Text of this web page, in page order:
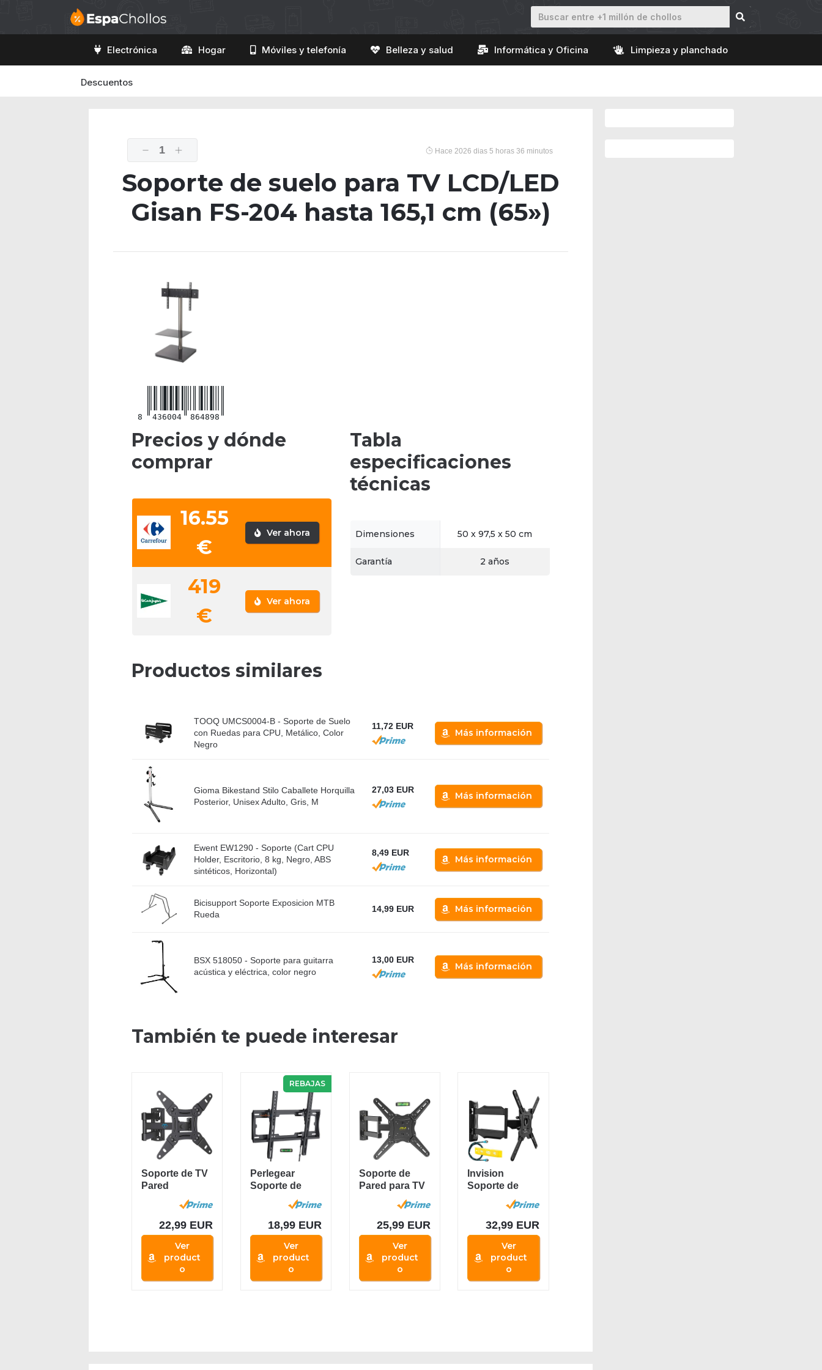
Electrónica Hogar Móviles y telefonía Belleza y salud Informática y Oficina Limpieza y planchado
Descuentos
1 Hace 2026 dias 5 horas 36 minutos
Soporte de suelo para TV LCD/LED
Gisan FS-204 hasta 165,1 cm (65»)
8 436004 864898
Precios y dónde
comprar
16.55
€
Ver ahora
419
€
Ver ahora
Tabla
especificaciones
técnicas
Dimensiones 50 x 97,5 x 50 cm
Garantía 2 años
Productos similares
TOOQ UMCS0004-B - Soporte de Suelo
con Ruedas para CPU, Metálico, Color
Negro
11,72 EUR
Más información
Gioma Bikestand Stilo Caballete Horquilla
Posterior, Unisex Adulto, Gris, M
27,03 EUR
Más información
Ewent EW1290 - Soporte (Cart CPU
Holder, Escritorio, 8 kg, Negro, ABS
sintéticos, Horizontal)
8,49 EUR
Más información
Bicisupport Soporte Exposicion MTB
Rueda
14,99 EUR Más información
BSX 518050 - Soporte para guitarra
acústica y eléctrica, color negro
13,00 EUR
Más información
También te puede interesar
Soporte de TV
Pared
Articulado
Inclinable Y...
22,99 EUR
Ver
product
o
REBAJAS
Perlegear
Soporte de
Pared para TV
26 a 55...
18,99 EUR
Ver
product
o
Soporte de
Pared para TV
25,99 EUR
Ver
product
o
Invision
Soporte de
Pared para TV
24-55 Pulgadas
32,99 EUR
Ver
product
o